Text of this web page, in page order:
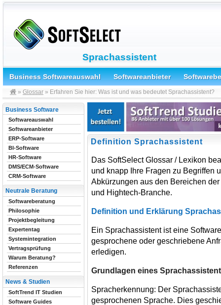
Sprachassistent
Business Softwareauswahl Softwareanbieter
» Glossar » Erfahren Sie hier: Was ist und was bedeutet Sprachassistent?
Definition Sprachassistent
Das SoftSelect Glossar / Lexikon
und knapp Ihre Fragen zu Begriffen
Abkürzungen aus den Bereichen der
und Hightech-Branche.
Definition und Erklärung
Ein Sprachassistent ist eine
gesprochene oder geschriebene
erledigen.
Grundlagen eines
Spracherkennung: Der
gesprochenen Sprache. Dies
Business Software
Softwareauswahl
Softwareanbieter
ERP-Software
BI-Software
HR-Software
DMS/ECM-Software
CRM-Software
Neutrale Beratung
Softwareberatung
Philosophie
Projektbegleitung
Expertentag
Systemintegration
Vertragsprüfung
Warum Beratung?
Referenzen
News & Studien
SoftTrend IT Studien
Software Guides